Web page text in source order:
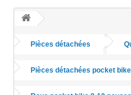
Pièces détachées
Pièces détachées pocket bike